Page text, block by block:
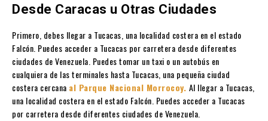
Desde Caracas u Otras Ciudades
Primero, debes llegar a Tucacas, una localidad costera en el estado
Falcón. Puedes acceder a Tucacas por carretera desde diferentes
ciudades de Venezuela. Puedes tomar un taxi o un autobús en
cualquiera de las terminales hasta Tucacas, una pequeña ciudad
costera cercana al Parque Nacional Morrocoy. Al llegar a Tucacas,
una localidad costera en el estado Falcón. Puedes acceder a Tucacas
por carretera desde diferentes ciudades de Venezuela.